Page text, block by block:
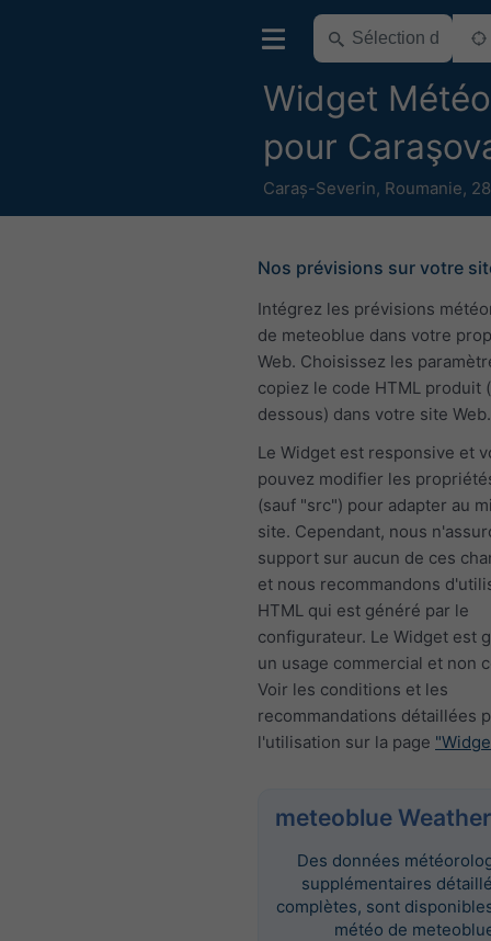
Widget
pour
Caraș-Severin, Roumanie,
Nos prévisions sur votre
Intégrez les prévisions
de meteoblue dans votre
Web. Choisissez les
copiez le code HTML produit
dessous) dans votre site Web.
Le Widget est responsive et
pouvez modifier les
(sauf "src") pour adapter au
site. Cependant, nous
support sur aucun de ces
et nous recommandons
HTML qui est généré par le
configurateur. Le Widget est
un usage commercial et non
Voir les conditions et les
recommandations détaillées
l'utilisation sur la page
meteoblue
Des données
supplémentaires
complètes, sont
météo de